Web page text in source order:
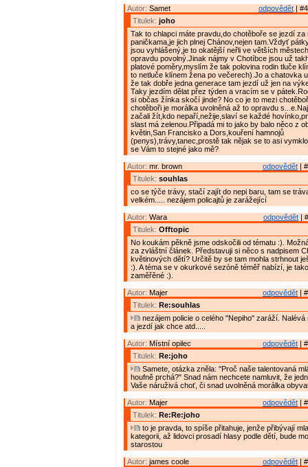
odpovědět |
Autor: Samet
Titulek: joho
Tak to chlapci máte pravdu,do chotěboře se jezdí za
paničkama,je jich plnej Chánov,nejen tam.Vždyť
jsou vyhlášený,je to okatější neřli ve větších
opravdu povolný.Jinak nájmy v Chotíbce jsou už
platové poměry,myslím že tak polovina rodin tluče
to netluče klínem žena po večerech).Jo a chatovka
že tak dobře jedna generace tam jezdí už jen na
Taky jezdím dělat přez týden a vracím se v
si občas žínka skočí jinde? No co je to mezi
chotěboři je morálka uvolněná až to opravdu
začali žít,kdo nepaří,nežije,slaví se každé
slast má zelenou.Připadá mi to jako by balo něco z
květin,San Francisko a Dors,kouření hamnojů
(penys),trávy,tanec,prostě tak nějak se to asi
se Vám to stejné jako mě?
odpovědět |
Autor: mr. brown
Titulek: souhlas
co se týče trávy, stačí zajít do nepi baru, tam se
velkém..... nezájem policajtů je zarážející
odpovědět |
Autor: Wara
Titulek: Offtopic
No koukám pěkně jsme odskočili od tématu :).
za zvláštní článek. Představuji si něco s nadpisem
květinových dětí? Určitě by se tam mohla strhnout
:). A téma se v okurkové sezóně téměř nabízí, je
zaměřěné :).
odpovědět |
Autor: Majer
Titulek: Re:souhlas
nezájem policie o celého "Nepiho" zaráží. Nalévá
a jezdí jak chce atd.....
odpovědět |
Autor: Místní opilec
Titulek: Re:joho
Samete, otázka zněla: "Proč naše talentovaná
houfně prchá?" Snad nám nechcete namluvit, že
Vaše náruživá choť, či snad uvolněná morálka
odpovědět |
Autor: Majer
Titulek: Re:Re:joho
to je pravda, to spíše přitahuje, jenže přibývají
kategorii, až lidovci prosadí hlasy podle dětí, bude
starostou
odpovědět |
Autor: james coole